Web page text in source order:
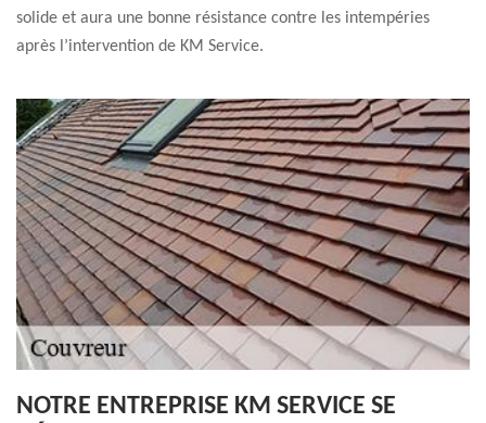
solide et aura une bonne résistance contre les intempéries
après l’intervention de KM Service.
NOTRE ENTREPRISE KM SERVICE SE